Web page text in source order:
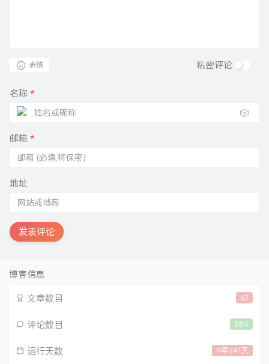
表情 私密评论
名称*
🎲
邮箱 *
地址
发表评论
博客信息
62
文章数目
584
评论数目
9年241天
运行天数